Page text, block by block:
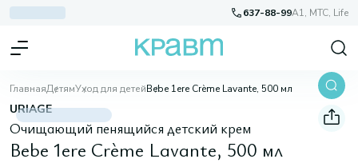
637-88-99A1, МТС, Life
ГлавнаяДетямУход для детейBebe 1ere Crème Lavante, 500 мл
URIAGE
Очищающий пенящийся детский крем
Bebe 1ere Crème Lavante, 500 мл